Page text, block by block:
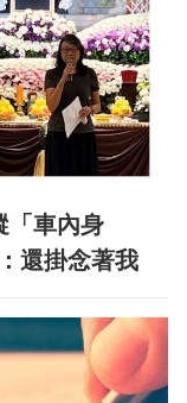
「車內身
還掛念著我